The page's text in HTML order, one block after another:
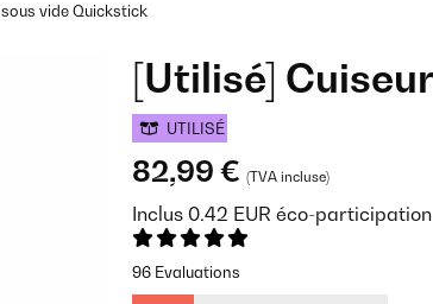
vide Quickstick
[Utilisé]
UTILISÉ
82,99 € (TVA incluse)
Inclus 0.42 EUR éco-participation
96 Evaluations